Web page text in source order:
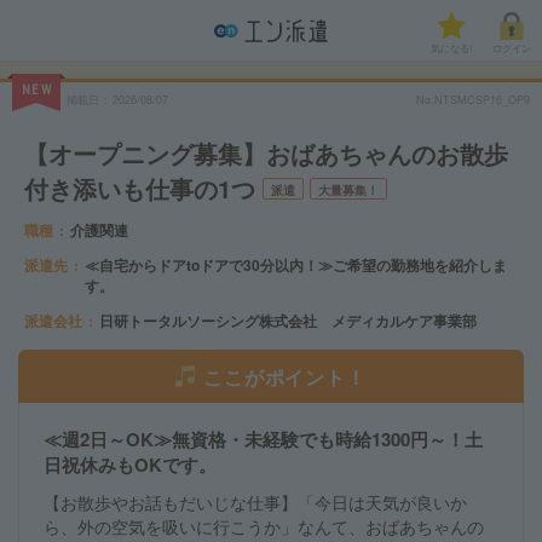
気になる!
NEW
No.NTSMCSP16_OP9
【オープニング募集】おばあちゃんのお散歩
付き添いも仕事の1つ
派遣 大量募集！
職種
介護関連
派遣先
≪自宅からドアtoドアで30分以内！≫ご希望の勤務地を紹介しま
す。
派遣会社
日研トータルソーシング株式会社 メディカルケア事業部
ここがポイント！
≪週2日～OK≫無資格・未経験でも時給1300円～！土
日祝休みもOKです。
【お散歩やお話もだいじな仕事】「今日は天気が良いか
ら、外の空気を吸いに行こうか」なんて、おばあちゃんの